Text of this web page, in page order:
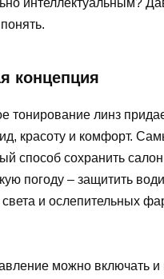
концепция
тонирование линз
красоту и комфорт.
способ сохранить
погоду – защитить
света и ослепительных
можно включать